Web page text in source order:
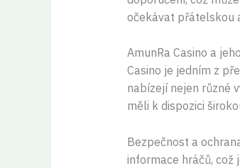
očekávat přátelskou
AmunRa Casino a
Casino je jedním z
nabízejí nejen různé
měli k dispozici
Bezpečnost a
informace hráčů, což